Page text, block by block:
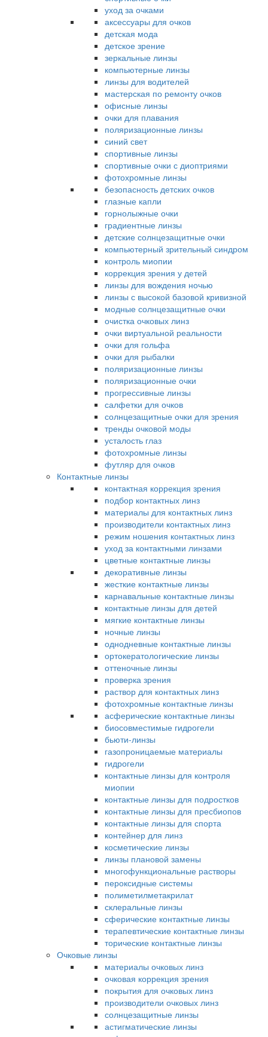
уход за очками
аксессуары для очков
детская мода
детское зрение
зеркальные линзы
компьютерные линзы
линзы для водителей
мастерская по ремонту очков
офисные линзы
очки для плавания
поляризационные линзы
синий свет
спортивные линзы
спортивные очки с диоптриями
фотохромные линзы
безопасность детских очков
глазные капли
горнолыжные очки
градиентные линзы
детские солнцезащитные очки
компьютерный зрительный синдром
контроль миопии
коррекция зрения у детей
линзы для вождения ночью
линзы с высокой базовой кривизной
модные солнцезащитные очки
очистка очковых линз
очки виртуальной реальности
очки для гольфа
очки для рыбалки
поляризационные линзы
поляризационные очки
прогрессивные линзы
салфетки для очков
солнцезащитные очки для зрения
тренды очковой моды
усталость глаз
фотохромные линзы
футляр для очков
Контактные линзы
контактная коррекция зрения
подбор контактных линз
материалы для контактных линз
производители контактных линз
режим ношения контактных линз
уход за контактными линзами
цветные контактные линзы
декоративные линзы
жесткие контактные линзы
карнавальные контактные линзы
контактные линзы для детей
мягкие контактные линзы
ночные линзы
однодневные контактные линзы
ортокератологические линзы
оттеночные линзы
проверка зрения
раствор для контактных линз
фотохромные контактные линзы
асферические контактные линзы
биосовместимые гидрогели
бьюти-линзы
газопроницаемые материалы
гидрогели
контактные линзы для контроля
миопии
контактные линзы для подростков
контактные линзы для пресбиопов
контактные линзы для спорта
контейнер для линз
косметические линзы
линзы плановой замены
многофункциональные растворы
пероксидные системы
полиметилметакрилат
склеральные линзы
сферические контактные линзы
терапевтические контактные линзы
торические контактные линзы
Очковые линзы
материалы очковых линз
очковая коррекция зрения
покрытия для очковых линз
производители очковых линз
солнцезащитные линзы
астигматические линзы